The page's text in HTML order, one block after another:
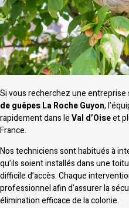
Si vous recherchez une entreprise
de guêpes La Roche Guyon,
rapidement dans leVal d’Oiseet
France.
Nos techniciens sont habitués à
qu’ils soient installés dans une
difficile d’accès. Chaque
professionnel afin d’assurer la
élimination efficace de la colonie.